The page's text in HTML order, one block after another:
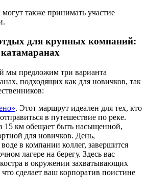
также принимать участие
для крупных компаний:
мы предложим три варианта
подходящих как для новичков, так
. Этот маршрут идеален для тех, кто
в путешествие по реке.
15 км обещает быть насыщенной,
для новичков. День,
в компании коллег, завершится
лагере на берегу. Здесь вас
в окружении захватывающих
сделает ваш корпоратив поистине